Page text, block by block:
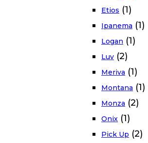
Etios (1)
Ipanema (1)
Logan (1)
Luv (2)
Meriva (1)
Montana (1)
Monza (2)
Onix (1)
Pick Up (2)